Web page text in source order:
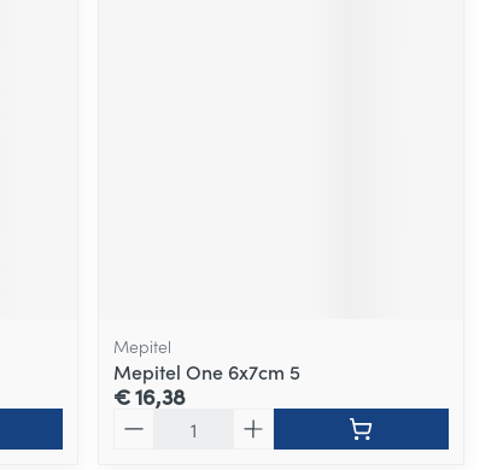
Mepitel
Mepitel One 6x7cm 5
€ 16,38